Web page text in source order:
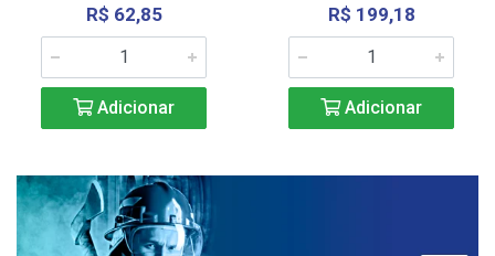
R$ 62,85
Adicionar
R$ 199,18
Adicionar